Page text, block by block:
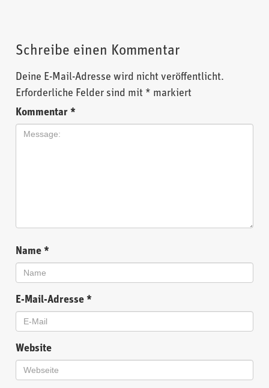
Schreibe einen Kommentar
Deine E-Mail-Adresse wird nicht veröffentlicht.
Erforderliche Felder sind mit * markiert
Kommentar*
Name*
E-Mail-Adresse*
Website